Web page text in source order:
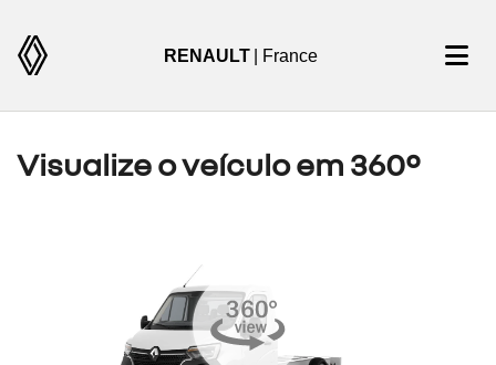
RENAULT | France
Visualize o veículo em 360°